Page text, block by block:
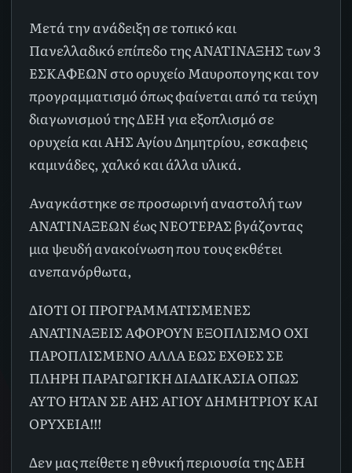
Μετά την ανάδειξη σε τοπικό και
Πανελλαδικό επίπεδο της ΑΝΑΤΙΝΑΞΗΣ των 3
ΕΣΚΑΦΕΩΝ στο ορυχείο Μαυροπογης και τον
προγραμματισμό όπως φαίνεται από τα τεύχη
διαγωνισμού της ΔΕΗ για εξοπλισμό σε
ορυχεία και ΑΗΣ Αγίου Δημητρίου, εσκαφεις
καμινάδες, χαλκό και άλλα υλικά.
Αναγκάστηκε σε προσωρινή αναστολή των
ΑΝΑΤΙΝΑΞΕΩΝ έως ΝΕΟΤΕΡΑΣ βγάζοντας
μια ψευδή ανακοίνωση που τους εκθέτει
ανεπανόρθωτα,
ΔΙΟΤΙ ΟΙ ΠΡΟΓΡΑΜΜΑΤΙΣΜΕΝΕΣ
ΑΝΑΤΙΝΑΞΕΙΣ ΑΦΟΡΟΥΝ ΕΞΟΠΛΙΣΜΟ ΟΧΙ
ΠΑΡΟΠΛΙΣΜΕΝΟ ΑΛΛΑ ΕΩΣ ΕΧΘΕΣ ΣΕ
ΠΛΗΡΗ ΠΑΡΑΓΩΓΙΚΗ ΔΙΑΔΙΚΑΣΙΑ ΟΠΩΣ
ΑΥΤΟ ΗΤΑΝ ΣΕ ΑΗΣ ΑΓΙΟΥ ΔΗΜΗΤΡΙΟΥ ΚΑΙ
ΟΡΥΧΕΙΑ!!!
Δεν μας πείθετε η εθνική περιουσία της ΔΕΗ